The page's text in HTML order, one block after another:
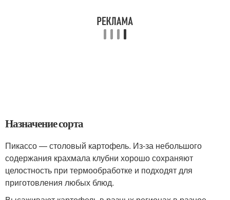
Назначение сорта
Пикассо — столовый картофель. Из-за небольшого
содержания крахмала клубни хорошо сохраняют
целостность при термообработке и подходят для
приготовления любых блюд.